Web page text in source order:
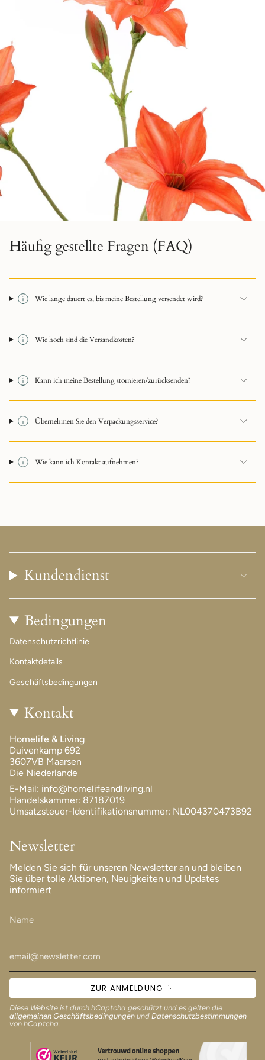
Häufig gestellte Fragen (FAQ)
Wie lange dauert es, bis meine Bestellung versendet wird?
Wie hoch sind die Versandkosten?
Kann ich meine Bestellung stornieren/zurücksenden?
Übernehmen Sie den Verpackungsservice?
Wie kann ich Kontakt aufnehmen?
Kundendienst
Bedingungen
Datenschutzrichtlinie
Kontaktdetails
Geschäftsbedingungen
Kontakt
Homelife & Living
Duivenkamp 692
3607VB Maarsen
Die Niederlande
E-Mail: info@homelifeandliving.nl
Handelskammer: 87187019
Umsatzsteuer-Identifikationsnummer: NL004370473B92
Newsletter
Melden Sie sich für unseren Newsletter an und bleiben
Sie über tolle Aktionen, Neuigkeiten und Updates
informiert
ZUR ANMELDUNG
Diese Website ist durch hCaptcha geschützt und es gelten die
allgemeinen Geschäftsbedingungen und Datenschutzbestimmungen
von hCaptcha.